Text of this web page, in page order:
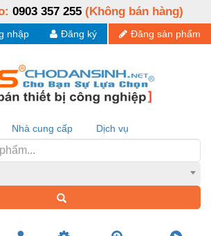
0903 357 255 (Không bán hàng)
Đăng sản phẩm
Đăng ký
nhập
Nhà cung cấp Dịch vụ